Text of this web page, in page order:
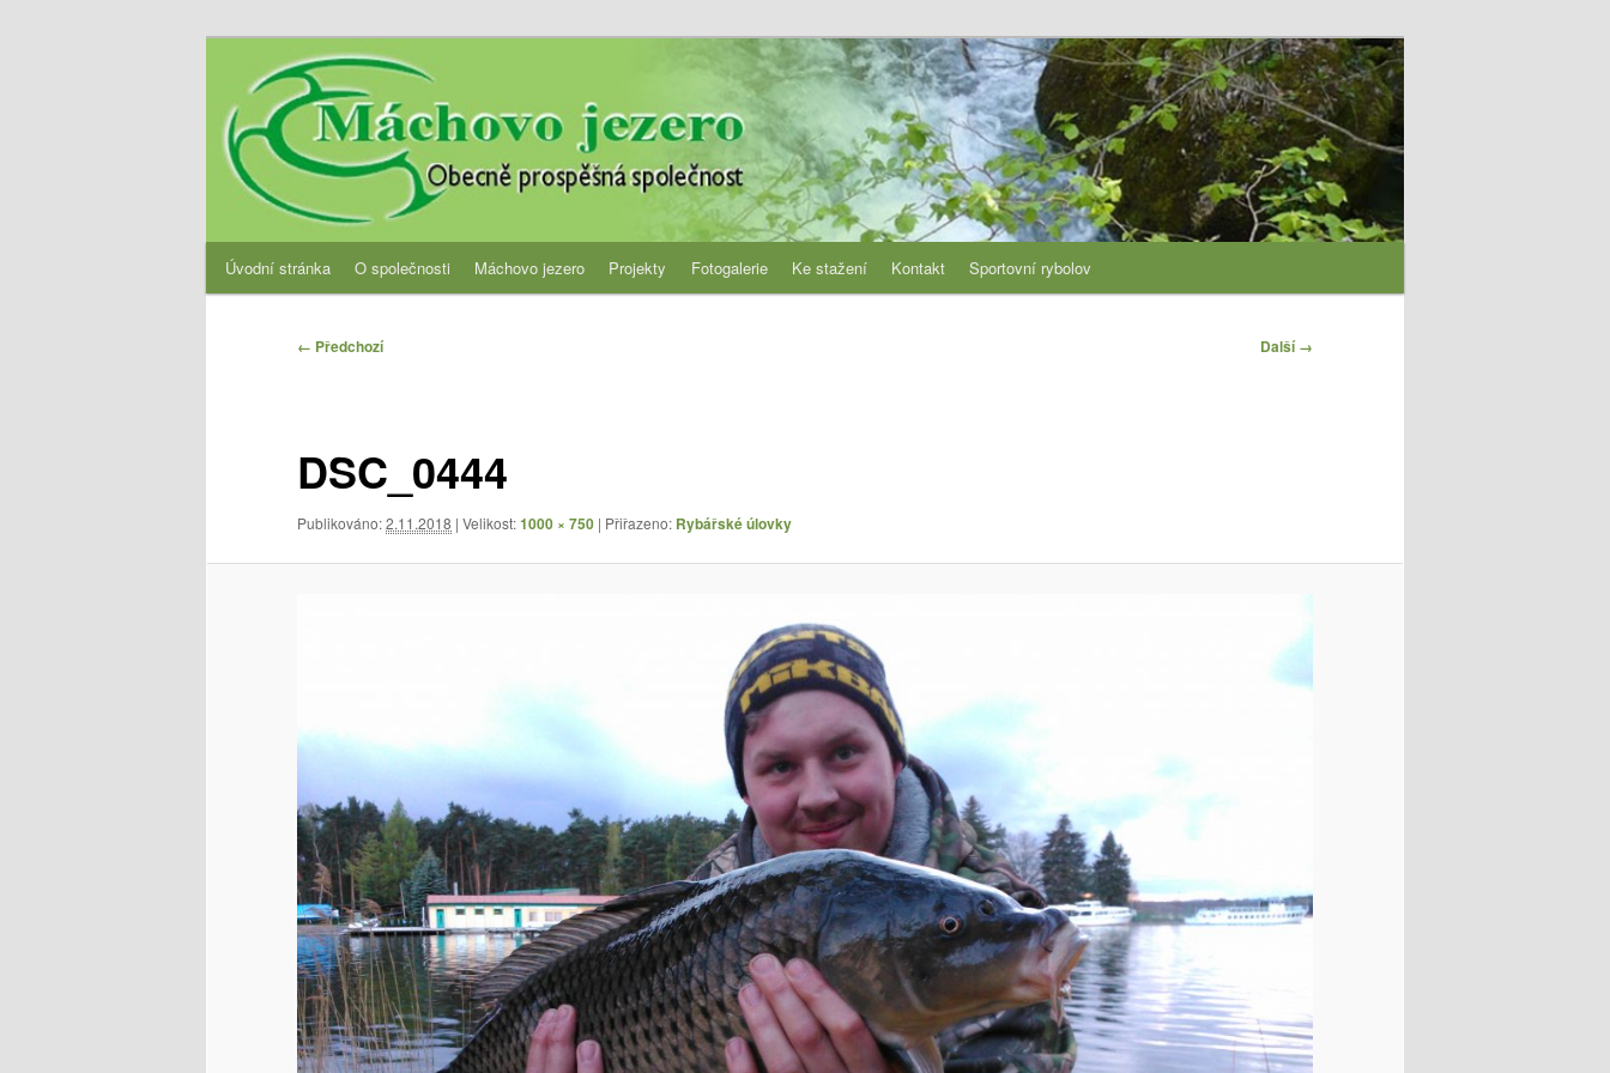
OPS Máchovo jezero
Obecně prospěšná společnost
Hlavní
Úvodní stránka O společnosti Máchovo jezero Projekty Fotogalerie Ke stažení Kontakt Sportovní rybolov
Navigace
← Předchozí Další →
DSC_0444
Publikováno:2.11.2018 | Velikost:1000 × 750 | Přiřazeno: Rybářské úlovky